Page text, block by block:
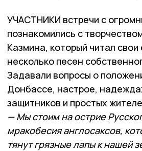
УЧАСТНИКИ встречи с
познакомились с
Казмина, который читал свои
не­сколько песен
Задавали вопросы о
Донбассе, настрое,
защитников и простых
— Мы стоим на острие
мракобесия англосаксов,
тянут грязные лапы к нашей